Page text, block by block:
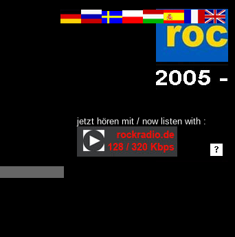
jetzt hören mit / now listen with :